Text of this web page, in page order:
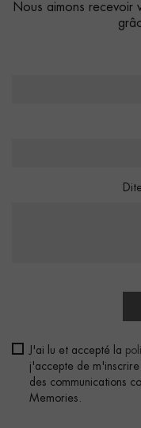
Nous aimons recevoir
J'ai lu et accepté la
j'accepte de
des communications
Memories.